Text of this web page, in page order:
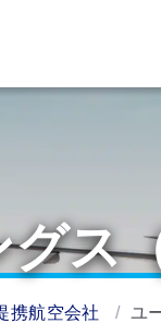
ス
携航空会社 ユ